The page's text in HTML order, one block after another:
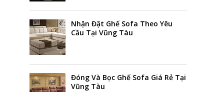
Nhận Đặt Ghế Sofa Theo Yêu
Cầu Tại Vũng Tàu
Đóng Và Bọc Ghế Sofa Giá Rẻ Tại
Vũng Tàu